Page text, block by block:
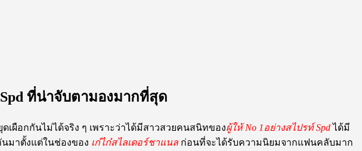
ที่น่าจับตามองมากที่สุด
เผือกกันไม่ได้จริง ๆ เพราะว่าได้มีสาวสวยคนสนิทของผู้ให้ No 1อย่างสไปรท์ Spdได้มี
มาตั้งแต่ในช่องของ เก๋ไก๋สไลเดอร์ชาแนล ก่อนที่จะได้รับความนิยมจากแฟนคลับมาก